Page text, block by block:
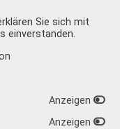
Sie sich mit
einverstanden.
Anzeigen
Anzeigen
shop.de